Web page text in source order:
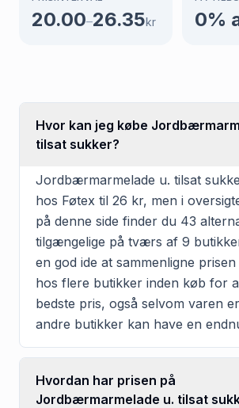
20.00–26.35kr 0%
Hvor kan jeg købe
tilsat sukker?
Jordbærmarmelade u. tilsat
hos Føtex til 26 kr, men i
på denne side finder du 43
tilgængelige på tværs af 9
en god ide at sammenligne
hos flere butikker inden køb for
bedste pris, også selvom varen
andre butikker kan have en
Hvordan har prisen på
Jordbærmarmelade u. tilsat